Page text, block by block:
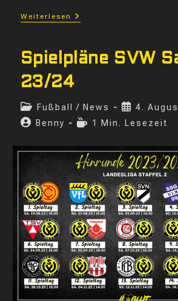
Weiterlesen
POKALKRACHER
Spielpläne SVW
23/24
Beitrags-
Kategorie:
Fußball / News
Beitrag
4.
Beitrags-
Benny Lesedauer:
1 Min. Lesezeit